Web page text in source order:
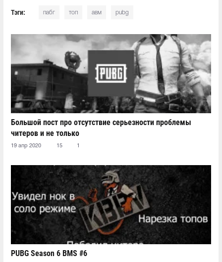
Тэги: пабг топ авм pubg
Большой пост про отсутствие серьезности проблемы
читеров и не только
19 апр 2020 15 1
PUBG Season 6 BMS #6